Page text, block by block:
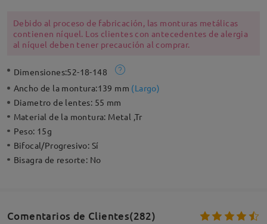
Debido al proceso de fabricación, las monturas metálicas
contienen níquel. Los clientes con antecedentes de alergia
al níquel deben tener precaución al comprar.
Dimensiones:52-18-148
Ancho de la montura:139 mm (Largo)
Diametro de lentes: 55 mm
Material de la montura: Metal ,Tr
Peso: 15g
Bifocal/Progresivo: Sí
Bisagra de resorte: No
Comentarios de Clientes(282)